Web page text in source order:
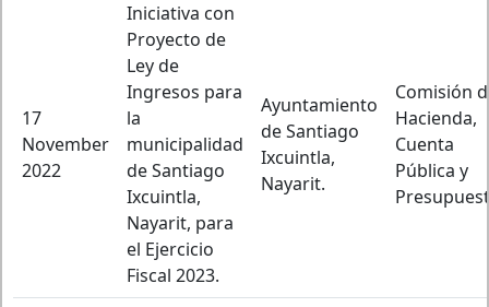
17
November
2022
Iniciativa con
Proyecto de
Ley de
Ingresos para
la
municipalidad
de Santiago
Ixcuintla,
Nayarit, para
el Ejercicio
Fiscal 2023.
Ayuntamiento
de Santiago
Ixcuintla,
Nayarit.
Comisión
Hacienda,
Cuenta
Pública y